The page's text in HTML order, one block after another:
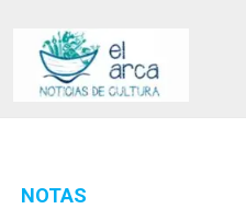
contenido
NOTAS